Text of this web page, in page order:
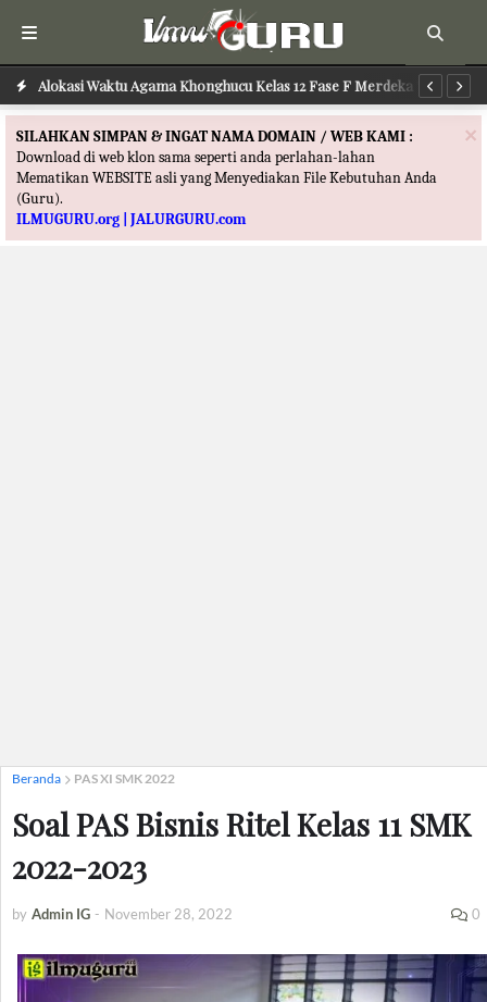
Alokasi Waktu Agama Khonghucu Kelas 12 Fase F Merdeka Terbaru
×
SILAHKAN SIMPAN & INGAT NAMA DOMAIN / WEB KAMI :
Download di web klon sama seperti anda perlahan-lahan
Mematikan WEBSITE asli yang Menyediakan File Kebutuhan Anda
(Guru).
ILMUGURU.org | JALURGURU.com
Beranda PAS XI SMK 2022
Soal PAS Bisnis Ritel Kelas 11 SMK
2022-2023
by Admin IG - November 28, 2022 0